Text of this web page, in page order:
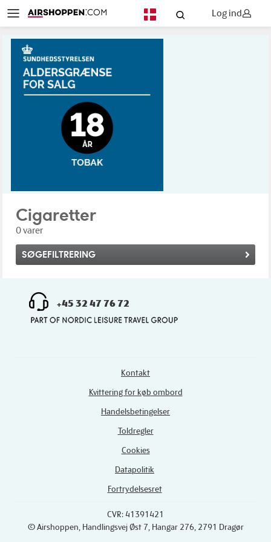
Log ind
Cigaretter
0 varer
SØGEFILTRERING
+45 32 47 76 72
Kontakt
Kvittering for køb ombord
Handelsbetingelser
Toldregler
Cookies
Datapolitik
Fortrydelsesret
CVR: 41391421
© Airshoppen , Handlingsvej Øst 7, Hangar 276, 2791 Dragør